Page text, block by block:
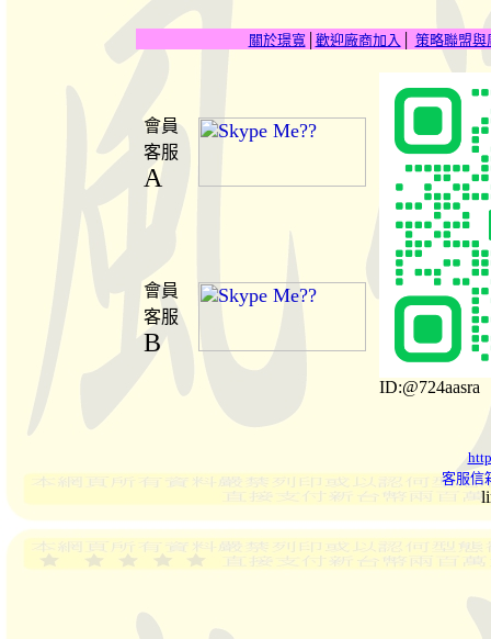
關於璟寬│ 歡迎廠商加入 策略聯盟與
會員
客服
A
ID:@724aasra
會員
客服
B
客服信